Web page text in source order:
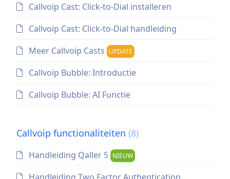
Callvoip Cast: Click-to-Dial installeren
Callvoip Cast: Click-to-Dial handleiding
Meer Callvoip Casts UPDATE
Callvoip Bubble: Introductie
Callvoip Bubble: AI Functie
Callvoip functionaliteiten (8)
Handleiding Qaller 5 NIEUW